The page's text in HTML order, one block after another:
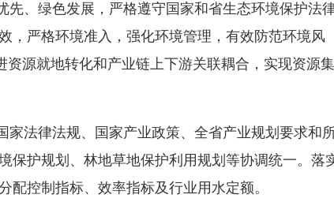
、绿色发展，严格遵守国家和省生态环境保护法
，严格环境准入，强化环境管理，有效防范环境风
资源就地转化和产业链上下游关联耦合，实现资源集
法律法规、国家产业政策、全省产业规划要求和
保护规划、林地草地保护利用规划等协调统一。落
分配控制指标、效率指标及行业用水定额。